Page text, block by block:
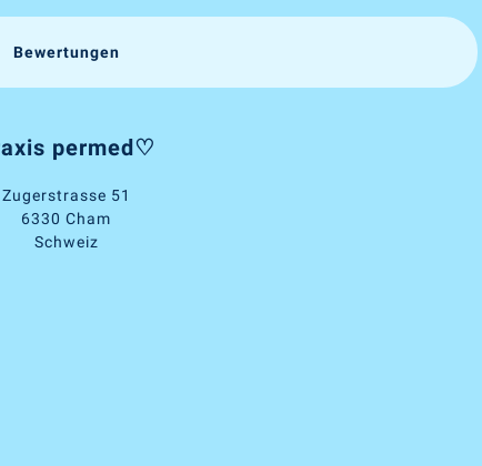
Bewertungen
permed♡
Zugerstrasse 51
6330 Cham
Schweiz